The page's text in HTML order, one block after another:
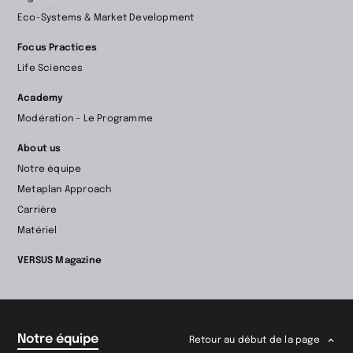
page
Eco-Systems & Market Development
Focus Practices
Life Sciences
Academy
Modération – Le Programme
About us
Notre équipe
Metaplan Approach
Carrière
Matériel
VERSUS Magazine
Notre équipe Retour au début de la page